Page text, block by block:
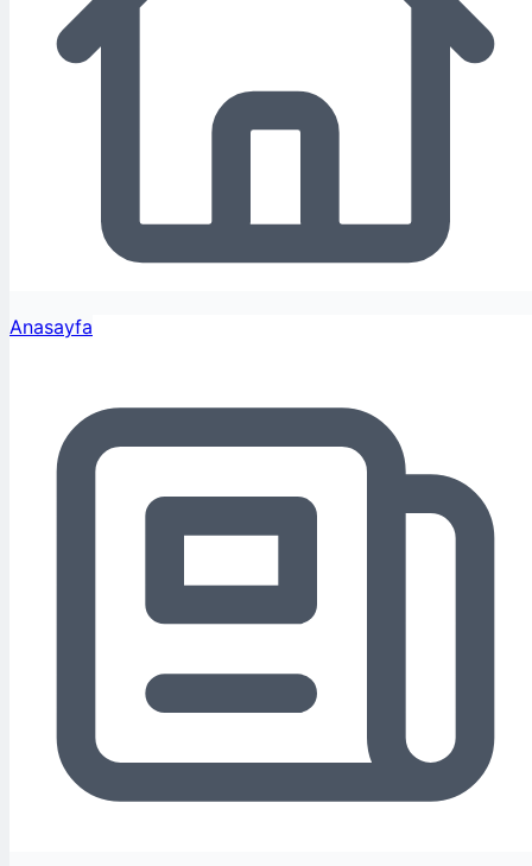
Anasayfa